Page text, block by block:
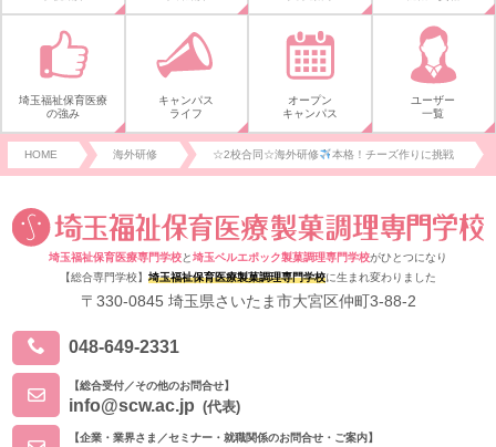
埼玉福祉保育医療
の強み
キャンパス
ライフ
オープン
キャンパス
ユーザー
一覧
HOME 海外研修 ☆2校合同☆海外研修 本格！チーズ作りに挑戦
埼玉福祉保育医療専門学校と埼玉ベルエポック製菓調理専門学校がひとつになり
【総合専門学校】 埼玉福祉保育医療製菓調理専門学校に生まれ変わりました
〒330-0845 埼玉県さいたま市大宮区仲町3-88-2
048-649-2331
【総合受付／その他のお問合せ】
info@scw.ac.jp (代表)
【企業・業界さま／セミナー・就職関係のお問合せ・ご案内】